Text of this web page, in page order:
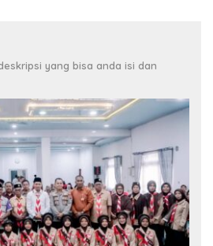
yang bisa anda isi dan